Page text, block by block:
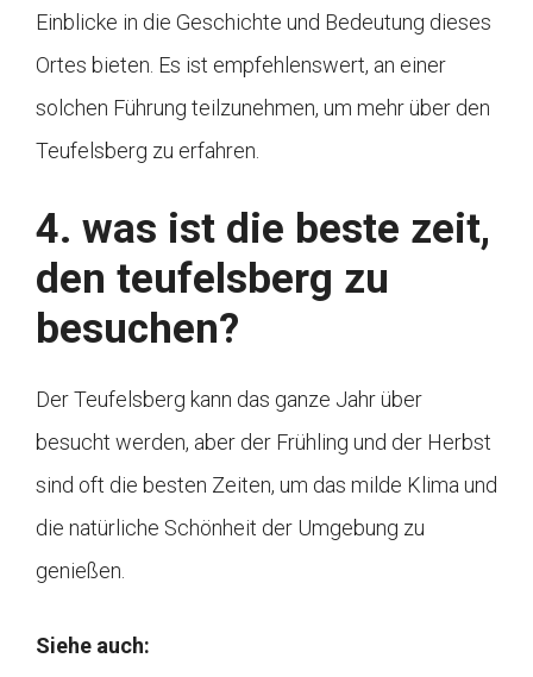
Einblicke in die Geschichte und Bedeutung dieses
Ortes bieten. Es ist empfehlenswert, an einer
solchen Führung teilzunehmen, um mehr über den
Teufelsberg zu erfahren.
4. was ist die beste zeit,
den teufelsberg zu
besuchen?
Der Teufelsberg kann das ganze Jahr über
besucht werden, aber der Frühling und der Herbst
sind oft die besten Zeiten, um das milde Klima und
die natürliche Schönheit der Umgebung zu
genießen.
Siehe auch: